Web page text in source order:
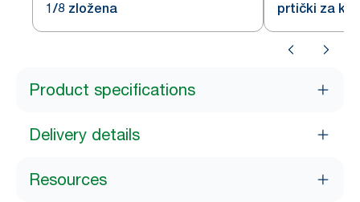
1/8 zložena
prtički za
Product specifications
Delivery details
Resources